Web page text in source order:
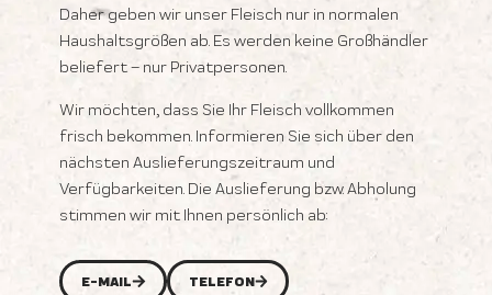
Daher geben wir unser Fleisch nur in normalen
Haushaltsgrößen ab. Es werden keine Großhändler
beliefert – nur Privatpersonen.
Wir möchten, dass Sie Ihr Fleisch vollkommen
frisch bekommen. Informieren Sie sich über den
nächsten Auslieferungszeitraum und
Verfügbarkeiten. Die Auslieferung bzw. Abholung
stimmen wir mit Ihnen persönlich ab:
E-MAIL TELEFON